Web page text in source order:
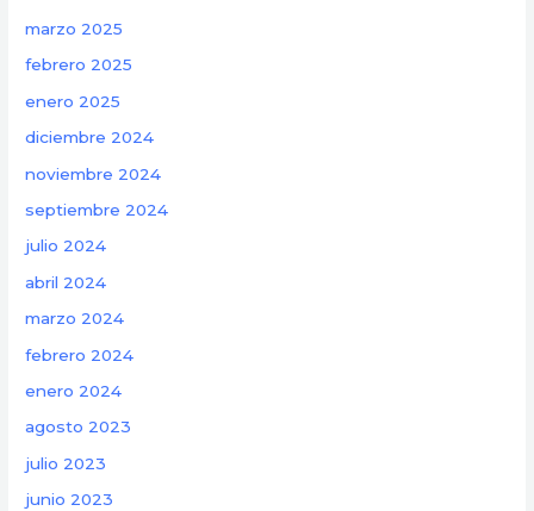
marzo 2025
febrero 2025
enero 2025
diciembre 2024
noviembre 2024
septiembre 2024
julio 2024
abril 2024
marzo 2024
febrero 2024
enero 2024
agosto 2023
julio 2023
junio 2023